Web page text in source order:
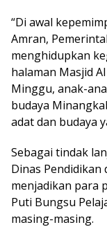
“Di awal
Amran,
menghidupkan
halaman Masjid
Minggu, anak-
budaya
adat dan budaya
Sebagai tindak
Dinas Pendidikan
menjadikan para
Puti Bungsu
masing-masing.